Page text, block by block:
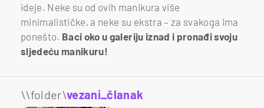
ideje. Neke su od ovih manikura više
minimalističke, a neke su ekstra – za svakoga ima
ponešto. Baci oko u galeriju iznad i pronađi svoju
sljedeću manikuru!
\\folder\vezani_članak